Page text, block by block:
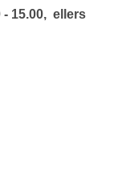
15.00, ellers